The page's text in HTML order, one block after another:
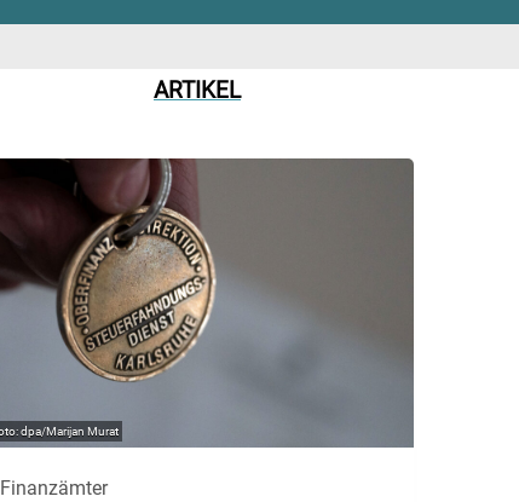
ARTIKEL
dpa/Marijan Murat
Finanzämter